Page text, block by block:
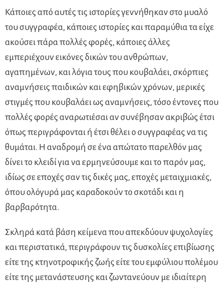
Κάποιες από αυτές τις ιστορίες γεννήθηκαν στο μυαλό
του συγγραφέα, κάποιες ιστορίες και παραμύθια τα είχε
ακούσει πάρα πολλές φορές, κάποιες άλλες
εμπεριέχουν εικόνες δικών του ανθρώπων,
αγαπημένων, και λόγια τους που κουβαλάει, σκόρπιες
αναμνήσεις παιδικών και εφηβικών χρόνων, μερικές
στιγμές που κουβαλάει ως αναμνήσεις, τόσο έντονες που
πολλές φορές αναρωτιέσαι αν συνέβησαν ακριβώς έτσι
όπως περιγράφονται ή έτσι θέλει ο συγγραφέας να τις
θυμάται. Η αναδρομή σε ένα απώτατο παρελθόν μας
δίνει το κλειδί για να ερμηνεύσουμε και το παρόν μας,
ιδίως σε εποχές σαν τις δικές μας, εποχές μεταιχμιακές,
όπου ολόγυρά μας καραδοκούν το σκοτάδι και η
βαρβαρότητα.
Σκληρά κατά βάση κείμενα που απεκδύουν ψυχολογίες
και περιστατικά, περιγράφουν τις δυσκολίες επιβίωσης
είτε της κτηνοτροφικής ζωής είτε του εμφύλιου πολέμου
είτε της μετανάστευσης και ζωντανεύουν με ιδιαίτερη